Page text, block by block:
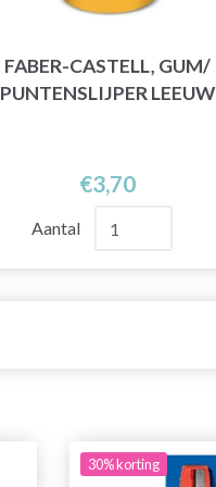
FABER-CASTELL, GUM/
PUNTENSLIJPER LEEUW
€3,70
Aantal
30%korting